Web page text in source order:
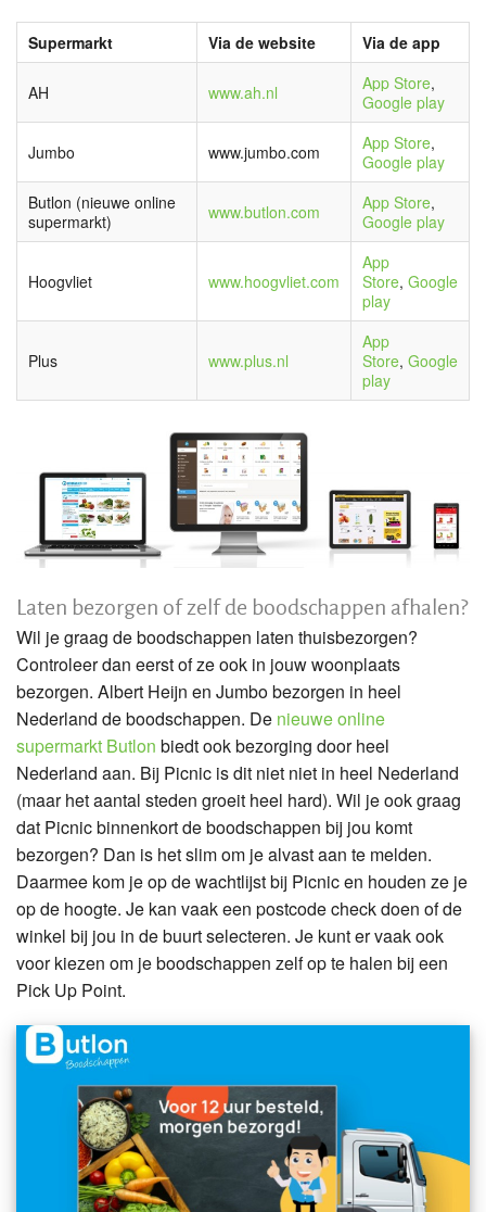
Supermarkt Via de website Via de app
AH www.ah.nl App Store,
Google play
Jumbo www.jumbo.com App Store,
Google play
Butlon (nieuwe online
supermarkt)
www.butlon.com App Store,
Google play
Hoogvliet www.hoogvliet.com
App
Store, Google
play
Plus www.plus.nl
App
Store, Google
play
Laten bezorgen of zelf de boodschappen afhalen?
Wil je graag de boodschappen laten thuisbezorgen?
Controleer dan eerst of ze ook in jouw woonplaats
bezorgen. Albert Heijn en Jumbo bezorgen in heel
Nederland de boodschappen. De nieuwe online
supermarkt Butlon biedt ook bezorging door heel
Nederland aan. Bij Picnic is dit niet niet in heel Nederland
(maar het aantal steden groeit heel hard). Wil je ook graag
dat Picnic binnenkort de boodschappen bij jou komt
bezorgen? Dan is het slim om je alvast aan te melden.
Daarmee kom je op de wachtlijst bij Picnicen houden ze je
op de hoogte. Je kan vaak een postcode check doen of de
winkel bij jou in de buurt selecteren. Je kunt er vaak ook
voor kiezen om je boodschappen zelf op te halen bij een
Pick Up Point.